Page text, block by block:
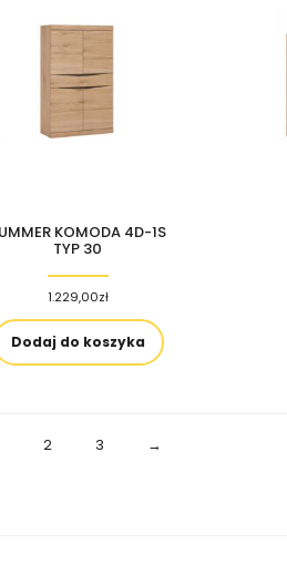
KOMODA 4D-1S
TYP 30
1.229,00zł
Dodaj do koszyka
2 3 →